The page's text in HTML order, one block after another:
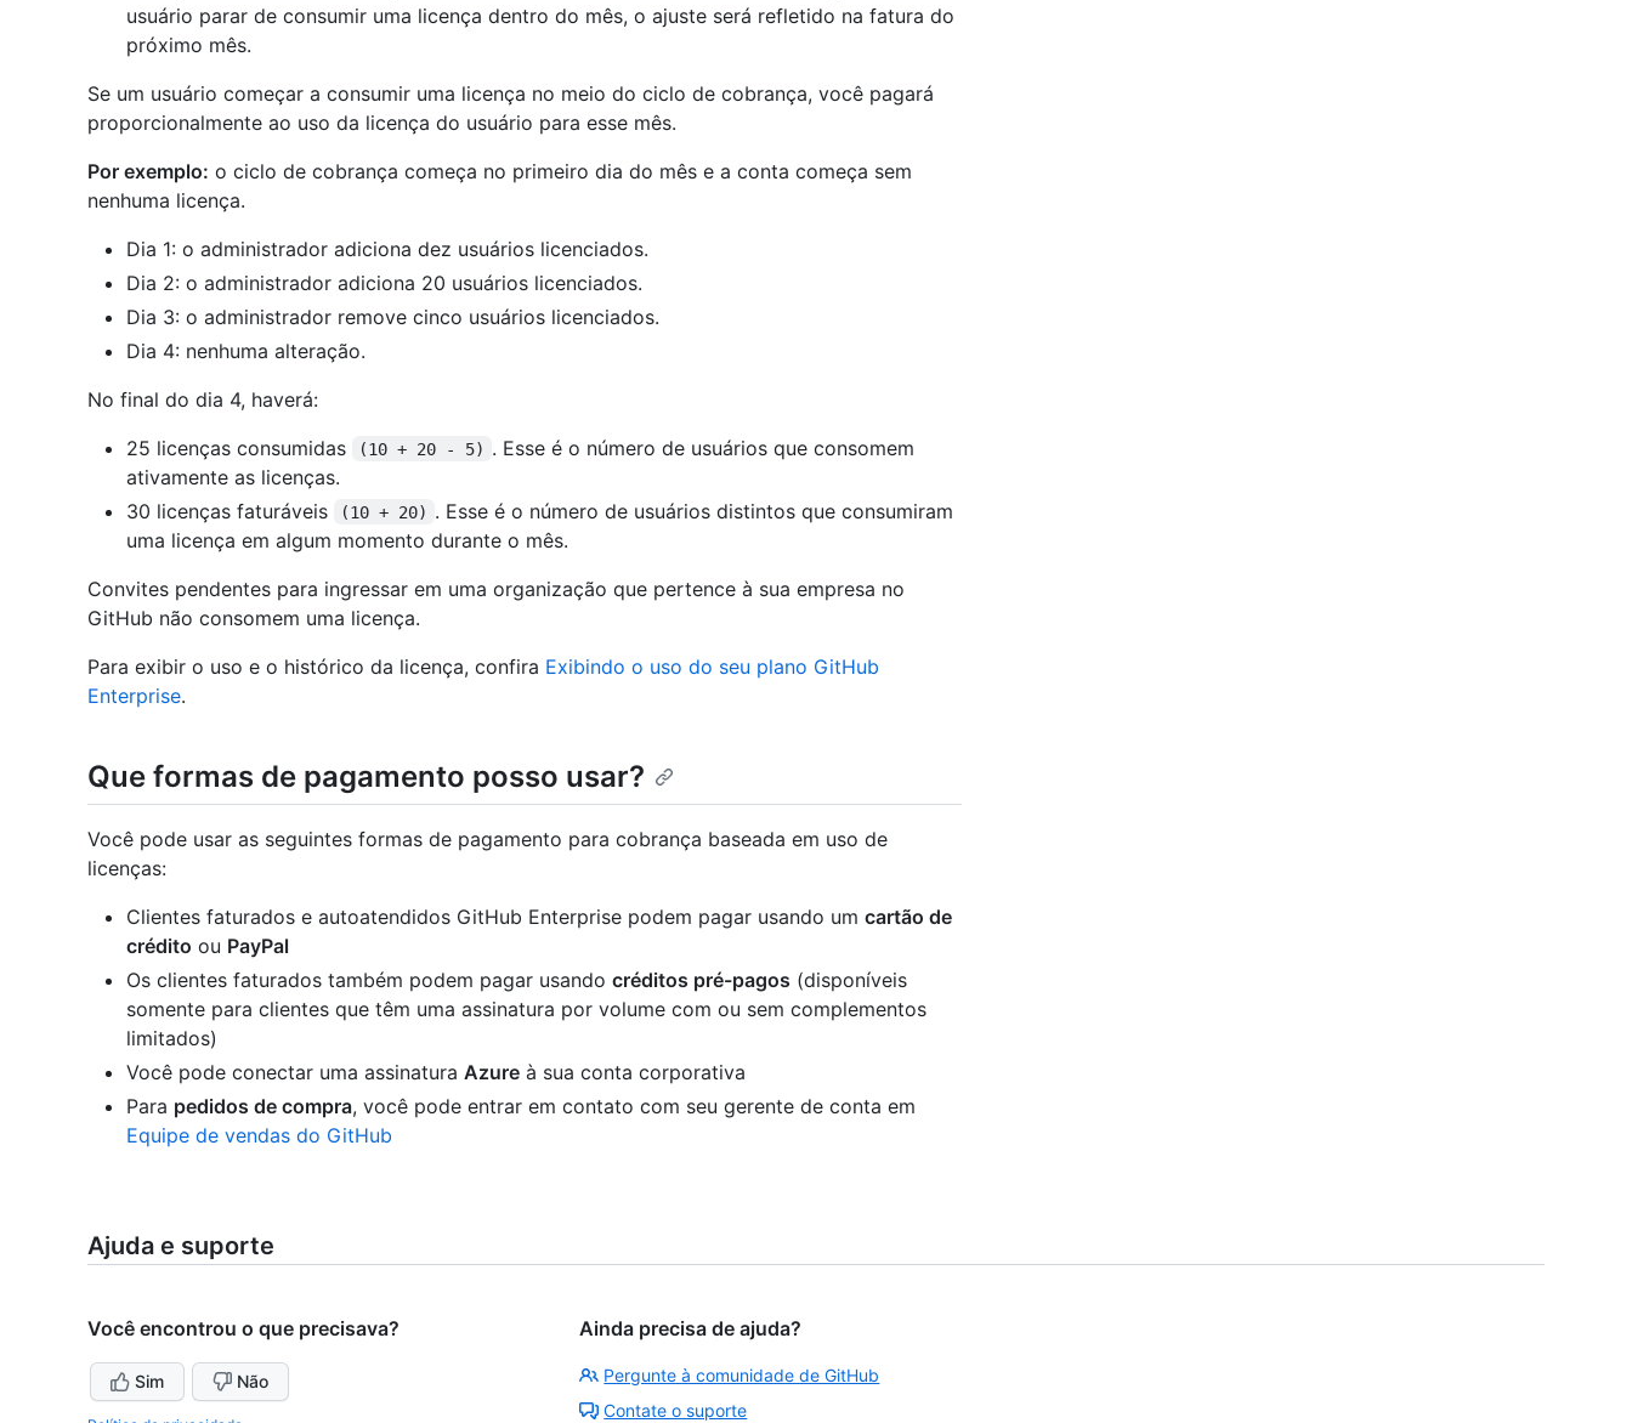
usuário parar de consumir uma licença dentro do mês, o ajuste será refletido na fatura do
próximo mês.
Se um usuário começar a consumir uma licença no meio do ciclo de cobrança, você pagará
proporcionalmente ao uso da licença do usuário para esse mês.
Por exemplo: o ciclo de cobrança começa no primeiro dia do mês e a conta começa sem
nenhuma licença.
Dia 1: o administrador adiciona dez usuários licenciados.
Dia 2: o administrador adiciona 20 usuários licenciados.
Dia 3: o administrador remove cinco usuários licenciados.
Dia 4: nenhuma alteração.
No final do dia 4, haverá:
25 licenças consumidas
(10 + 20 - 5) . Esse é o número de usuários que consomem
ativamente as licenças.
30 licenças faturáveis
(10 + 20) . Esse é o número de usuários distintos que consumiram
uma licença em algum momento durante o mês.
Convites pendentes para ingressar em uma organização que pertence à sua empresa no
GitHub não consomem uma licença.
Para exibir o uso e o histórico da licença, confira Exibindo o uso do seu plano GitHub
Enterprise.
Que formas de pagamento posso usar?
Você pode usar as seguintes formas de pagamento para cobrança baseada em uso de
licenças:
Clientes faturados e autoatendidos GitHub Enterprise podem pagar usando um cartão de
crédito ou PayPal
Os clientes faturados também podem pagar usando créditos pré-pagos (disponíveis
somente para clientes que têm uma assinatura por volume com ou sem complementos
limitados)
Você pode conectar uma assinatura Azure à sua conta corporativa
Para pedidos de compra, você pode entrar em contato com seu gerente de conta em
Equipe de vendas do GitHub
Ajuda e suporte
Você encontrou o que precisava?
Sim Não
Ainda precisa de ajuda?
Pergunte à comunidade de GitHub
Contate o suporte